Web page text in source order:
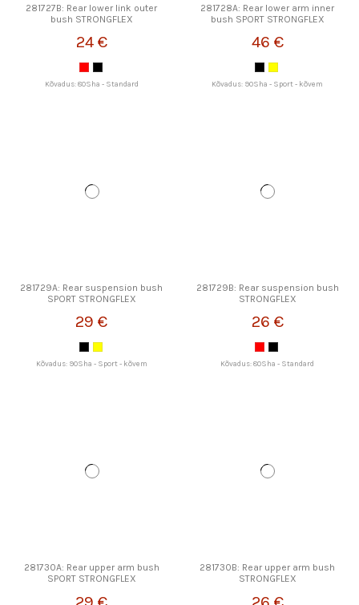
281727B: Rear lower link outer
bush STRONGFLEX
24 €
Kõvadus: 80Sha - Standard
281728A: Rear lower arm inner
bush SPORT STRONGFLEX
46 €
Kõvadus: 90Sha - Sport - kõvem
281729A: Rear suspension bush
SPORT STRONGFLEX
29 €
Kõvadus: 90Sha - Sport - kõvem
281729B: Rear suspension bush
STRONGFLEX
26 €
Kõvadus: 80Sha - Standard
281730A: Rear upper arm bush
SPORT STRONGFLEX
281730B: Rear upper arm bush
STRONGFLEX